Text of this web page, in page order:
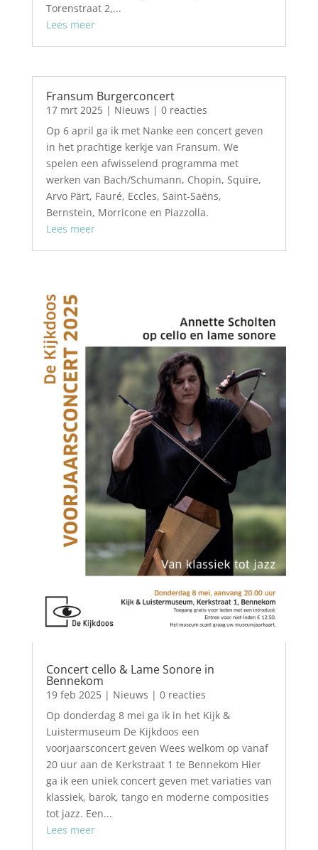
Torenstraat 2,...
Lees meer
Fransum Burgerconcert
17 mrt 2025| Nieuws | 0 reacties
Op 6 april ga ik met Nanke een concert geven
in het prachtige kerkje van Fransum. We
spelen een afwisselend programma met
werken van Bach/Schumann, Chopin, Squire,
Arvo Pärt, Fauré, Eccles, Saint-Saëns,
Bernstein, Morricone en Piazzolla.
Lees meer
Concert cello & Lame Sonore in
Bennekom
19 feb 2025| Nieuws | 0 reacties
Op donderdag 8 mei ga ik in het Kijk &
Luistermuseum De Kijkdoos een
voorjaarsconcert geven Wees welkom op vanaf
20 uur aan de Kerkstraat 1 te Bennekom Hier
ga ik een uniek concert geven met variaties van
klassiek, barok, tango en moderne composities
tot jazz. Een...
Lees meer